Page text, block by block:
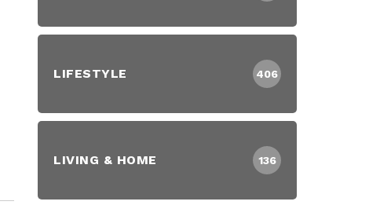
LIFESTYLE 406
LIVING & HOME 136